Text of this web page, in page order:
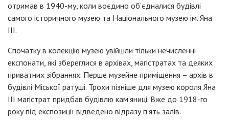
отримав в 1940-му, коли воєдино об’єдналися будівлі
самого історичного музею та Національного музею ім. Яна
III.
Спочатку в колекцію музею увійшли тільки нечисленні
експонати, які збереглися в архівах, магістратах та деяких
приватних зібраннях. Перше музейне приміщення – архів в
будівлі Міської ратуші. Трохи пізніше для музею короля Яна
III магістрат придбав будівлю кам’яниці. Вже до 1918-го
року під експозиції відведено відразу п’ять залів.